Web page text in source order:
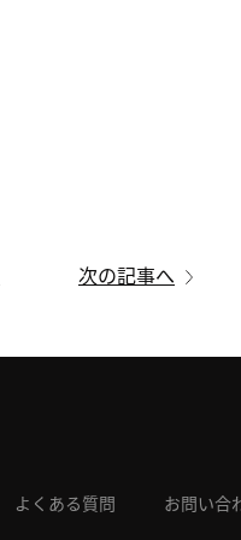
次の記事へ
よくある質問 お問い合